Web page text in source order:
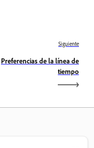
Siguiente
Preferencias de la línea de
tiempo